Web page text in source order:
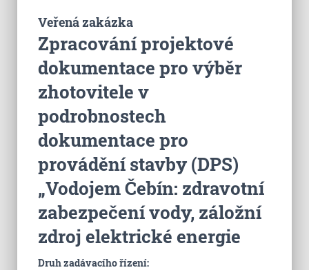
Veřená zakázka
Zpracování projektové
dokumentace pro výběr
zhotovitele v
podrobnostech
dokumentace pro
provádění stavby (DPS)
„Vodojem Čebín: zdravotní
zabezpečení vody, záložní
zdroj elektrické energie
Druh zadávacího řízení: